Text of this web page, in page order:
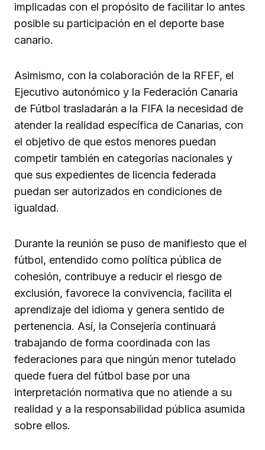
implicadas con el propósito de facilitar lo antes
posible su participación en el deporte base
canario.
Asimismo, con la colaboración de la RFEF, el
Ejecutivo autonómico y la Federación Canaria
de Fútbol trasladarán a la FIFA la necesidad de
atender la realidad específica de Canarias, con
el objetivo de que estos menores puedan
competir también en categorías nacionales y
que sus expedientes de licencia federada
puedan ser autorizados en condiciones de
igualdad.
Durante la reunión se puso de manifiesto que el
fútbol, entendido como política pública de
cohesión, contribuye a reducir el riesgo de
exclusión, favorece la convivencia, facilita el
aprendizaje del idioma y genera sentido de
pertenencia. Así, la Consejería continuará
trabajando de forma coordinada con las
federaciones para que ningún menor tutelado
quede fuera del fútbol base por una
interpretación normativa que no atiende a su
realidad y a la responsabilidad pública asumida
sobre ellos.